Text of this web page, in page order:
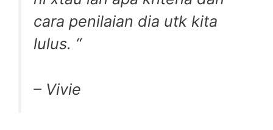
cara penilaian dia utk kita
lulus. “
– Vivie